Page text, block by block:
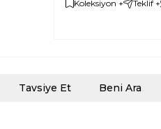
Koleksiyon + Teklif +
Tavsiye Et Beni Ara